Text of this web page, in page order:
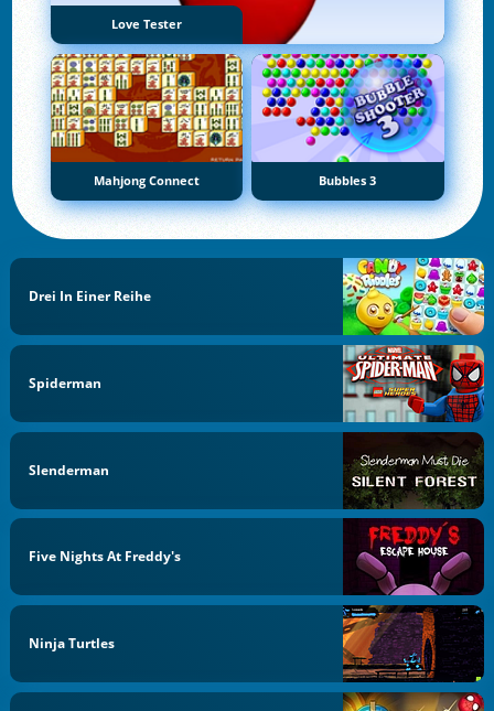
Love Tester
Mahjong Connect Bubbles 3
Drei In Einer Reihe
Spiderman
Slenderman
Five Nights At Freddy's
Ninja Turtles